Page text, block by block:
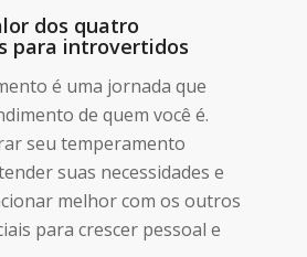
dos quatro
para introvertidos
é uma jornada que
de quem você é.
seu temperamento
suas necessidades e
melhor com os outros
para crescer pessoal e